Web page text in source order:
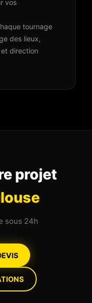
vos
tournage
des lieux,
direction
projet
sous 24h